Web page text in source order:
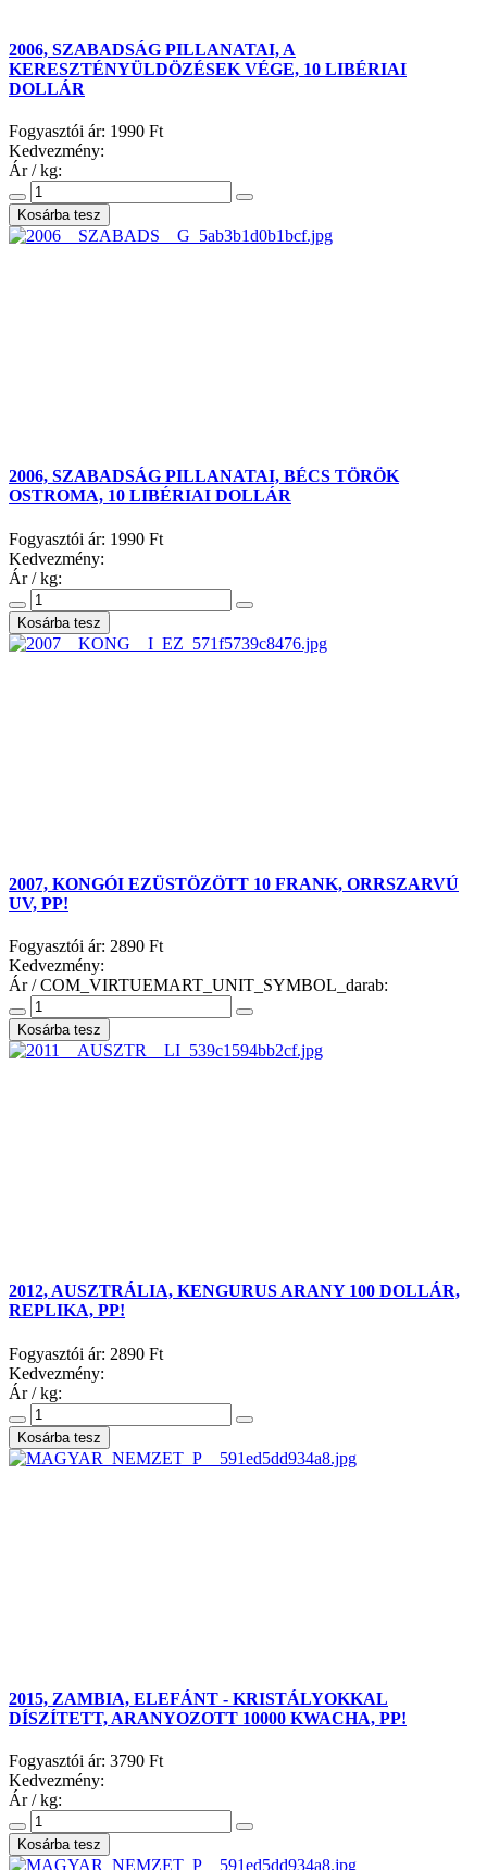
2006, SZABADSÁG PILLANATAI, A
KERESZTÉNYÜLDÖZÉSEK VÉGE, 10 LIBÉRIAI
DOLLÁR
Fogyasztói ár: 1990 Ft
Kedvezmény:
Ár / kg:
2006, SZABADSÁG PILLANATAI, BÉCS TÖRÖK
OSTROMA, 10 LIBÉRIAI DOLLÁR
Fogyasztói ár: 1990 Ft
Kedvezmény:
Ár / kg:
2007, KONGÓI EZÜSTÖZÖTT 10 FRANK, ORRSZARVÚ
UV, PP!
Fogyasztói ár: 2890 Ft
Kedvezmény:
Ár / COM_VIRTUEMART_UNIT_SYMBOL_darab:
2012, AUSZTRÁLIA, KENGURUS ARANY 100 DOLLÁR,
REPLIKA, PP!
Fogyasztói ár: 2890 Ft
Kedvezmény:
Ár / kg:
2015, ZAMBIA, ELEFÁNT - KRISTÁLYOKKAL
DÍSZÍTETT, ARANYOZOTT 10000 KWACHA, PP!
Fogyasztói ár: 3790 Ft
Kedvezmény:
Ár / kg: